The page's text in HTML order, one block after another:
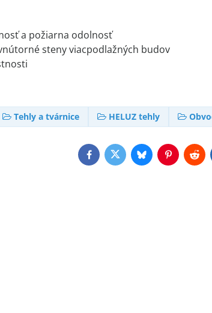
a požiarna odolnosť
steny viacpodlažných budov
Tehly a tvárnice HELUZ tehly
FacebookTwitterBlueskyPinterest